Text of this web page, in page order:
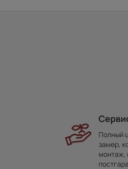
Полный
замер,
монтаж,